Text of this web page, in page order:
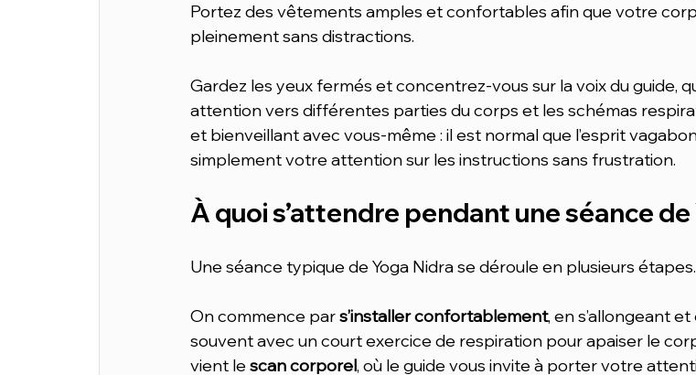
Portez des vêtements amples et confortables afin que votre
pleinement sans distractions.
Gardez les yeux fermés et concentrez-vous sur la voix du guide,
attention vers différentes parties du corps et les schémas
et bienveillant avec vous-même : il est normal que l’esprit
simplement votre attention sur les instructions sans frustration.
À quoi s’attendre pendant une séance de
Une séance typique de Yoga Nidra se déroule en plusieurs étapes.
On commence par s’installer confortablement, en s’allongeant
souvent avec un court exercice de respiration pour apaiser le
vient le scan corporel, où le guide vous invite à porter votre